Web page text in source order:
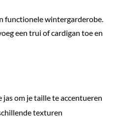
functionele wintergarderobe.
een trui of cardigan toe en
om je taille te accentueren
texturen